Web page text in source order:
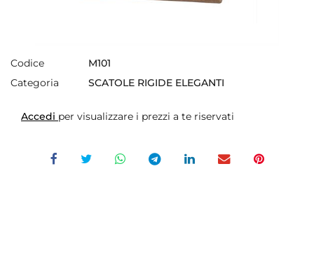
Codice
M101
Categoria
SCATOLE RIGIDE ELEGANTI
Accedi per visualizzare i prezzi a te riservati